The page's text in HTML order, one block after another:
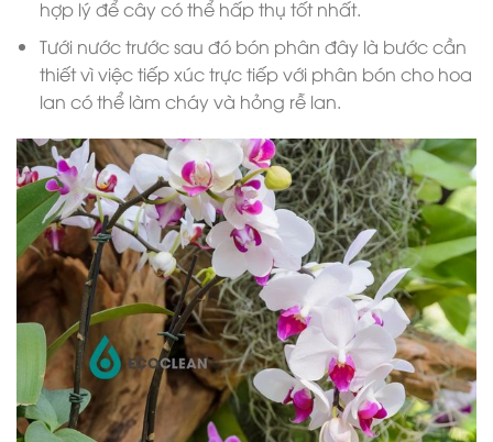
hợp lý để cây có thể hấp thụ tốt nhất.
Tưới nước trước sau đó bón phân đây là bước cần
thiết vì việc tiếp xúc trực tiếp với phân bón cho hoa
lan có thể làm cháy và hỏng rễ lan.